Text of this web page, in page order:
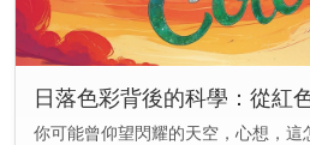
日落色彩背後的科學：從紅
你可能曾仰望閃耀的天空，心想，